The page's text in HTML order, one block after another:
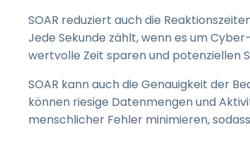
SOAR reduziert auch die
Jede Sekunde zählt, wenn es um
wertvolle Zeit sparen und potenziellen
SOAR kann auch die Genauigkeit der
können riesige Datenmengen und
menschlicher Fehler minimieren,